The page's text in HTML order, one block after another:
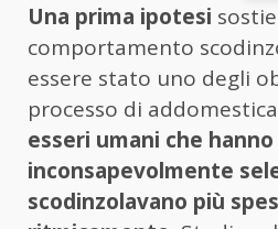
Una prima ipotesi
comportamento
essere stato uno degli
processo di
esseri umani che hanno
inconsapevolmente
scodinzolavano più